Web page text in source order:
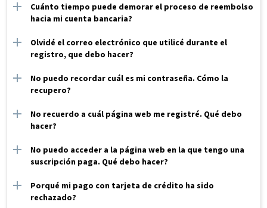
Cuánto tiempo puede demorar el proceso de reembolso
hacia mi cuenta bancaria?
Olvidé el correo electrónico que utilicé durante el
registro, que debo hacer?
No puedo recordar cuál es mi contraseña. Cómo la
recupero?
No recuerdo a cuál página web me registré. Qué debo
hacer?
No puedo acceder a la página web en la que tengo una
suscripción paga. Qué debo hacer?
Porqué mi pago con tarjeta de crédito ha sido
rechazado?